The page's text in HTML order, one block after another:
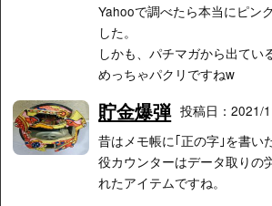
Yahooで調べたら本当にピン
した。
しかも、パチマガから出て
めっちゃパクリですねw
貯金爆弾 投稿日：2021/
昔はメモ帳に｢正の字｣を書い
役カウンターはデータ取りの
れたアイテムですね。